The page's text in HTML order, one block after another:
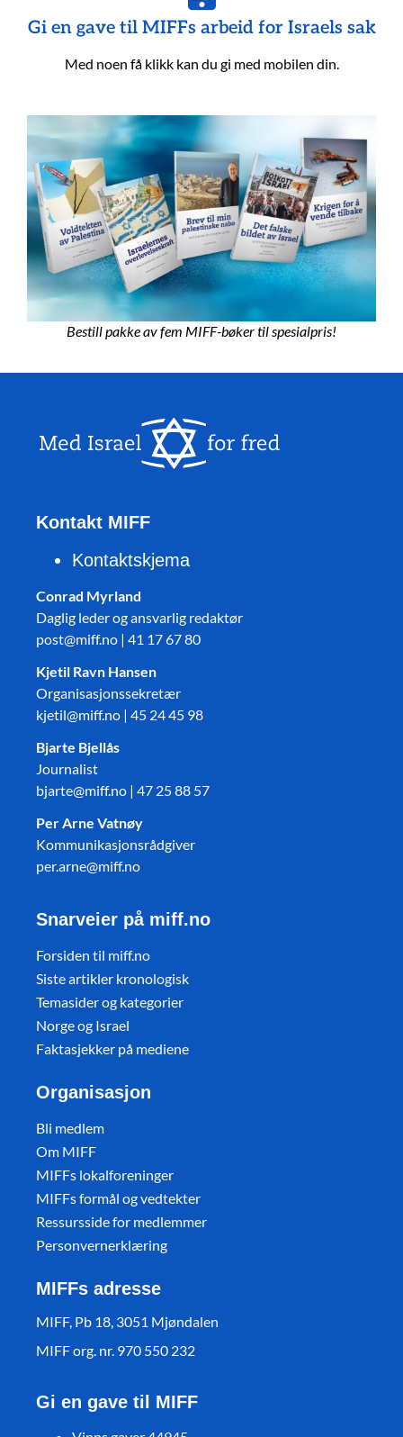
Gi en gave til MIFFs arbeid for Israels sak
Med noen få klikk kan du gi med mobilen din.
Bestill pakke av fem MIFF-bøker til spesialpris!
Kontakt MIFF
Kontaktskjema
Conrad Myrland
Daglig leder og ansvarlig redaktør
post@miff.no | 41 17 67 80
Kjetil Ravn Hansen
Organisasjonssekretær
kjetil@miff.no | 45 24 45 98
Bjarte Bjellås
Journalist
bjarte@miff.no | 47 25 88 57
Per Arne Vatnøy
Kommunikasjonsrådgiver
per.arne@miff.no
Snarveier på miff.no
Forsiden til miff.no
Siste artikler kronologisk
Temasider og kategorier
Norge og Israel
Faktasjekker på mediene
Organisasjon
Bli medlem
Om MIFF
MIFFs lokalforeninger
MIFFs formål og vedtekter
Ressursside for medlemmer
Personvernerklæring
MIFFs adresse
MIFF, Pb 18, 3051 Mjøndalen
MIFF org. nr. 970 550 232
Gi en gave til MIFF